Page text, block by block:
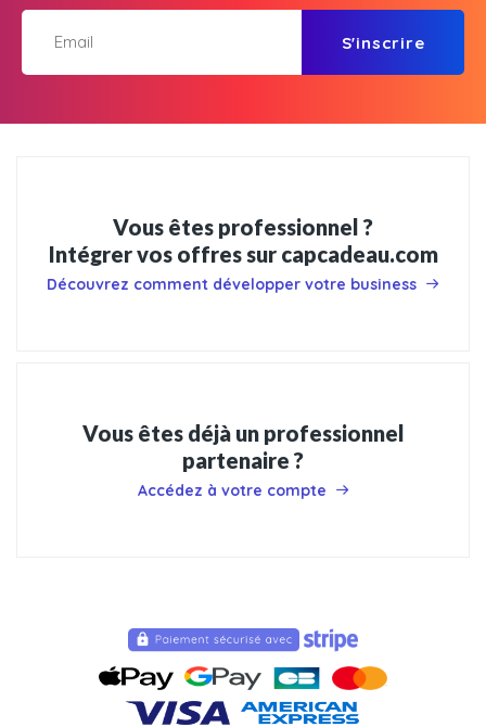
S'inscrire
Vous êtes professionnel ?
Intégrer vos offres sur capcadeau.com
Découvrez comment développer votre business
Vous êtes déjà un professionnel
partenaire ?
Accédez à votre compte